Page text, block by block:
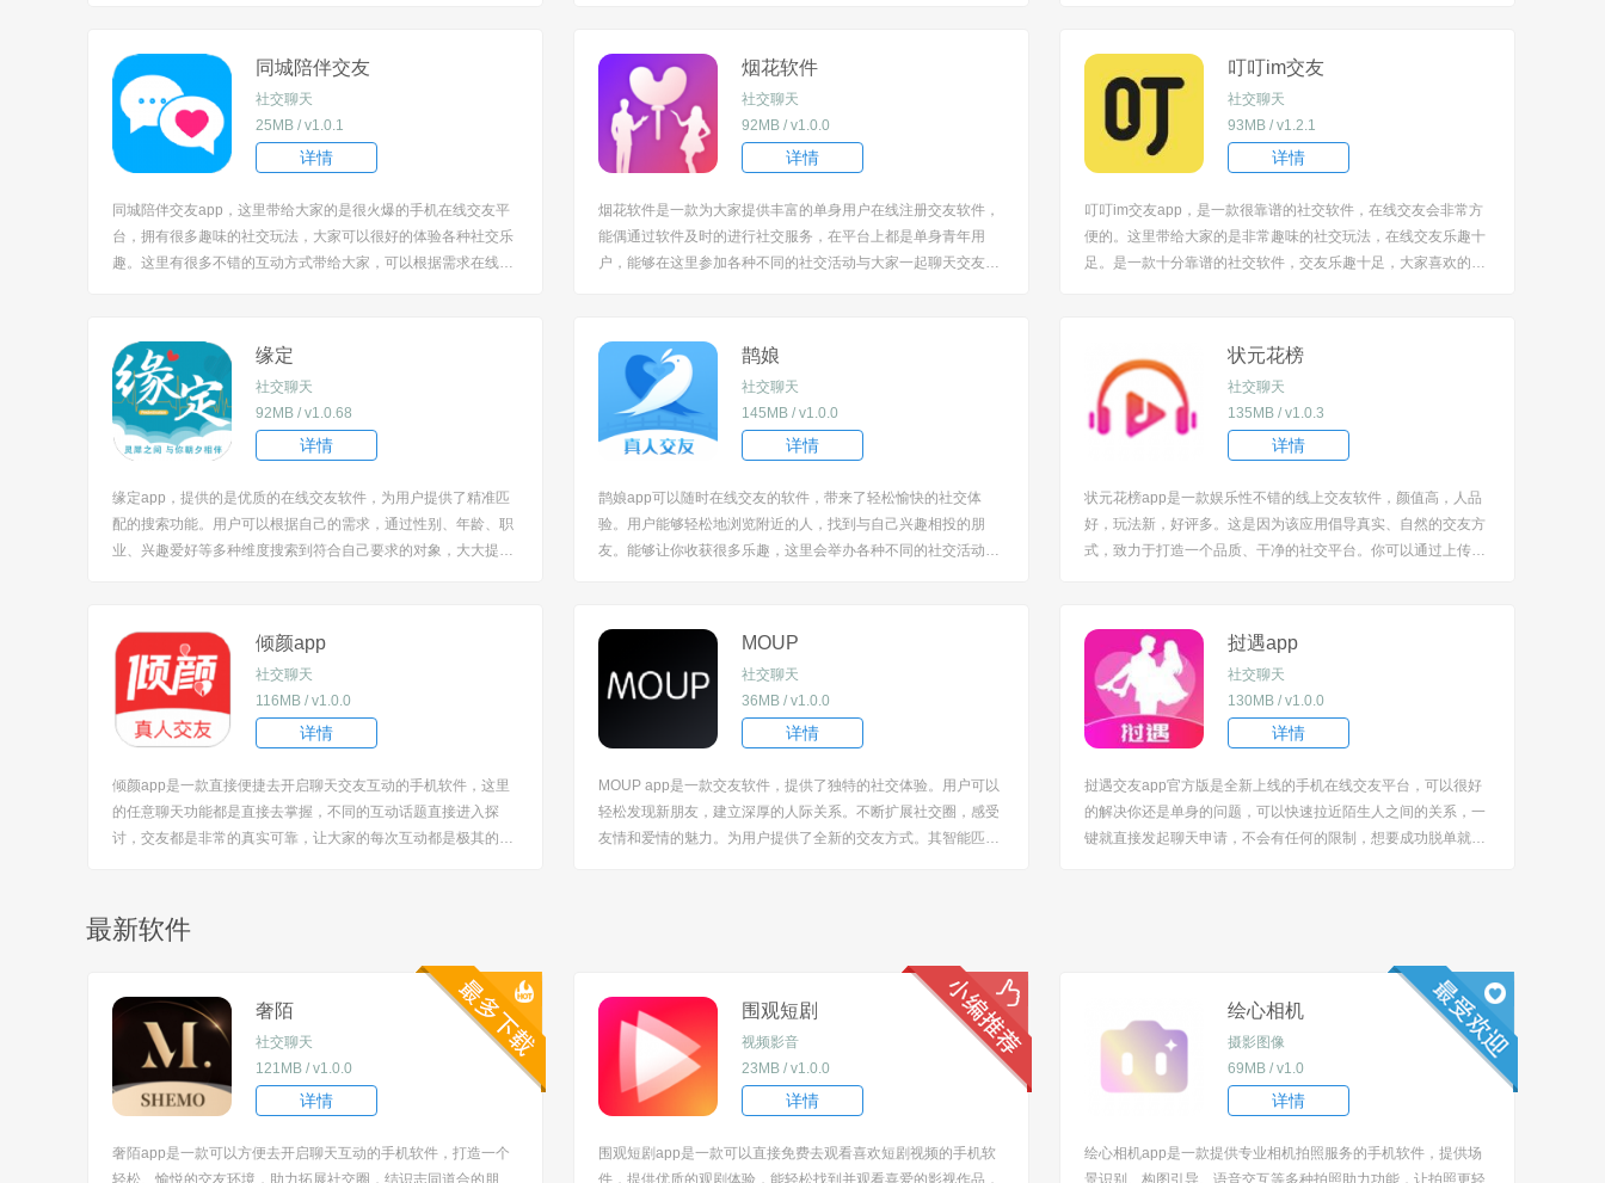
行实名注册的。 ...
忧没...
件。 ...
同城陪伴交友
社交聊天
25MB / v1.0.1
详情
同城陪伴交友app，这里带给大家的是很火爆的手机在线交友平
台，拥有很多趣味的社交玩法，大家可以很好的体验各种社交乐
趣。这里有很多不错的互动方式带给大家，可以根据需求在线交
单身异性，不管...
烟花软件
社交聊天
92MB / v1.0.0
详情
烟花软件是一款为大家提供丰富的单身用户在线注册交友软件，
能偶通过软件及时的进行社交服务，在平台上都是单身青年用
户，能够在这里参加各种不同的社交活动与大家一起聊天交友活
平台软件； ...
叮叮im交友
社交聊天
93MB / v1.2.1
详情
叮叮im交友app，是一款很靠谱的社交软件，在线交友会非常方
便的。这里带给大家的是非常趣味的社交玩法，在线交友乐趣十
足。是一款十分靠谱的社交软件，交友乐趣十足，大家喜欢的玩
缘定
社交聊天
92MB / v1.0.68
详情
缘定app，提供的是优质的在线交友软件，为用户提供了精准匹
配的搜索功能。用户可以根据自己的需求，通过性别、年龄、职
业、兴趣爱好等多种维度搜索到符合自己要求的对象，大大提高
1、为用户提供了...
鹊娘
社交聊天
145MB / v1.0.0
详情
鹊娘app可以随时在线交友的软件，带来了轻松愉快的社交体
验。用户能够轻松地浏览附近的人，找到与自己兴趣相投的朋
友。能够让你收获很多乐趣，这里会举办各种不同的社交活动，
用高级算法，为用户提供...
状元花榜
社交聊天
135MB / v1.0.3
详情
状元花榜app是一款娱乐性不错的线上交友软件，颜值高，人品
好，玩法新，好评多。这是因为该应用倡导真实、自然的交友方
式，致力于打造一个品质、干净的社交平台。你可以通过上传真
该应用还支持多终...
倾颜app
社交聊天
116MB / v1.0.0
详情
倾颜app是一款直接便捷去开启聊天交友互动的手机软件，这里
的任意聊天功能都是直接去掌握，不同的互动话题直接进入探
讨，交友都是非常的真实可靠，让大家的每次互动都是极其的有
汇聚了五湖四海的各...
MOUP
社交聊天
36MB / v1.0.0
详情
MOUP app是一款交友软件，提供了独特的社交体验。用户可以
轻松发现新朋友，建立深厚的人际关系。不断扩展社交圈，感受
友情和爱情的魅力。为用户提供了全新的交友方式。其智能匹配
挝遇app
社交聊天
130MB / v1.0.0
详情
挝遇交友app官方版是全新上线的手机在线交友平台，可以很好
的解决你还是单身的问题，可以快速拉近陌生人之间的关系，一
键就直接发起聊天申请，不会有任何的限制，想要成功脱单就需
最新软件
奢陌
社交聊天
121MB / v1.0.0
详情
奢陌app是一款可以方便去开启聊天互动的手机软件，打造一个
轻松、愉悦的交友环境，助力拓展社交圈，结识志同道合的朋
围观短剧
视频影音
23MB / v1.0.0
详情
围观短剧app是一款可以直接免费去观看喜欢短剧视频的手机软
件，提供优质的观剧体验，能轻松找到并观看喜爱的影视作品，
绘心相机
摄影图像
69MB / v1.0
详情
绘心相机app是一款提供专业相机拍照服务的手机软件，提供场
景识别、构图引导、语音交互等多种拍照助力功能，让拍照更轻